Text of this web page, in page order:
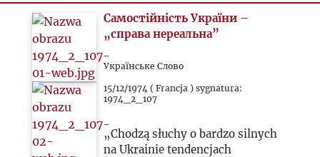
2000
Самостійність України –
„справа нереальна”
Українське Слово
15/12/1974 ( Francja ) sygnatura:
1974_2_107
„Chodzą słuchy o bardzo silnych
na Ukrainie tendencjach